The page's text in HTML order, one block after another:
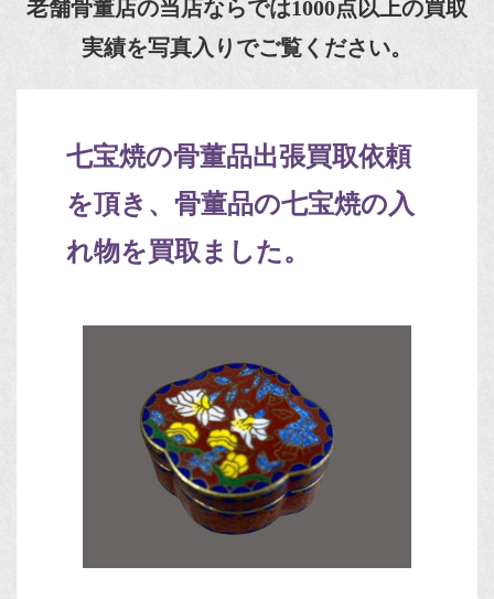
老舗骨董店の当店ならでは1000点以上の買取
実績を写真入りでご覧ください。
七宝焼の骨董品出張買取依頼
を頂き、骨董品の七宝焼の入
れ物を買取ました。